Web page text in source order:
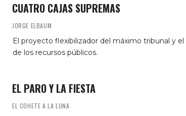
CUATRO CAJAS SUPREMAS
JORGE ELBAUM
El proyecto flexibilizador del máximo tribunal y
de los recursos públicos.
EL PARO Y LA FIESTA
EL COHETE A LA LUNA